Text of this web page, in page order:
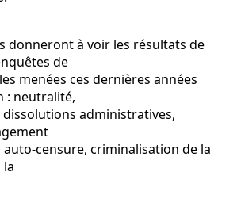
donneront à voir les résultats de
de
menées ces dernières années
: neutralité,
administratives,
censure, criminalisation de la
la